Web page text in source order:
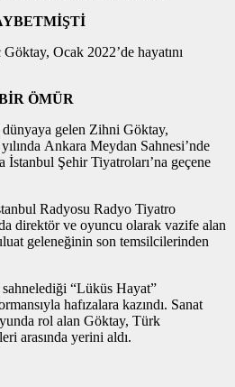
Ocak 2022’de hayatını
ÖMÜR
dünyaya gelen Zihni Göktay,
Ankara Meydan Sahnesi’nde
İstanbul Şehir Tiyatroları’na geçene
Radyosu Radyo Tiyatro
direktör ve oyuncu olarak vazife alan
geleneğinin son temsilcilerinden
sahnelediği “Lüküs Hayat”
hafızalara kazındı. Sanat
rol alan Göktay, Türk
arasında yerini aldı.